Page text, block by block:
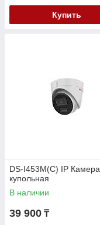
Купить
DS-I453M(C) IP Камера,
купольная
В наличии
39 900 ₸